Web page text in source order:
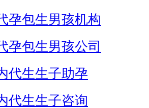
孕包生男孩机构
孕包生男孩公司
代生生子助孕
代生生子咨询